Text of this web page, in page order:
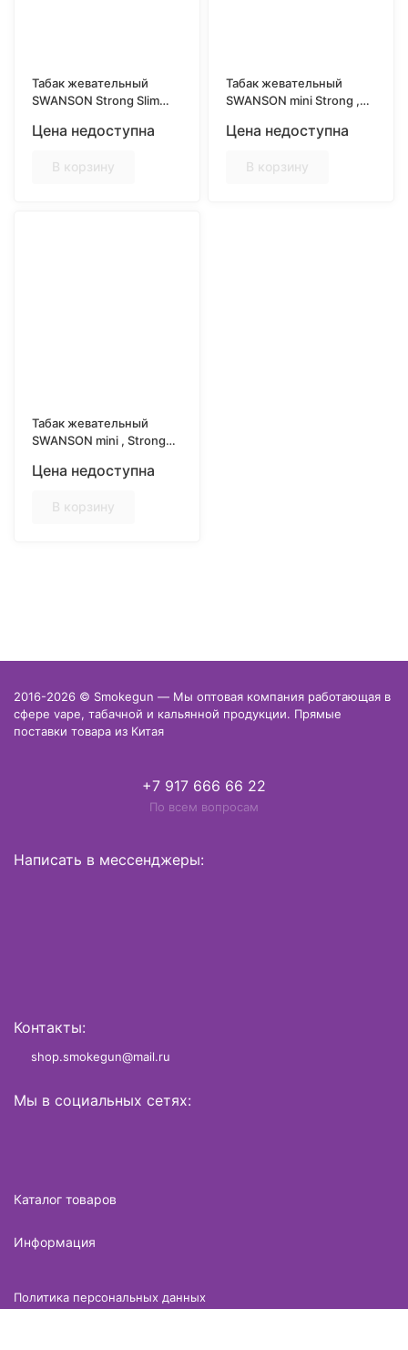
Табак жевательный
SWANSON Strong Slim
Цена недоступна
В корзину
Табак жевательный
SWANSON mini Strong ,
Цена недоступна
В корзину
Табак жевательный
SWANSON mini , Strong
Цена недоступна
В корзину
2016-2026 © Smokegun — Мы оптовая компания работающая в
сфере vape, табачной и кальянной продукции. Прямые
поставки товара из Китая
+7 917 666 66 22
По всем вопросам
Написать в мессенджеры:
Контакты:
shop.smokegun@mail.ru
Мы в социальных сетях:
Каталог товаров
Информация
Политика персональных данных